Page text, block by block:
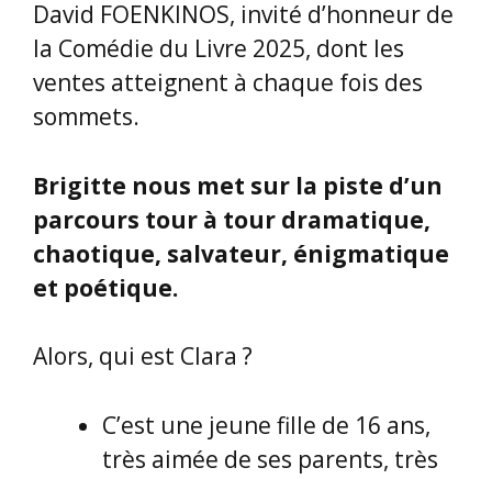
Alors, qui est Clara ?
C’est une jeune fille de 16 ans,
appréciée de ses copines et de
son amie de cœur. Oui mais un
grave accident va générer un
pronostic vital, et Clara restera
dont on ne sait pas si elle en
Brigitte a beaucoup aimé ce livre. Il